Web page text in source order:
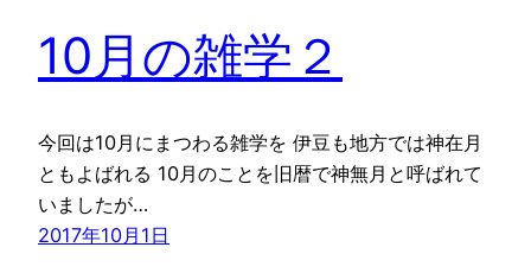
10月の雑学２
今回は10月にまつわる雑学を 伊豆も地方では神在月
ともよばれる 10月のことを旧暦で神無月と呼ばれて
いましたが…
2017年10月1日